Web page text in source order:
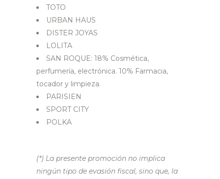
TOTO
URBAN HAUS
DISTER JOYAS
LOLITA
SAN ROQUE: 18% Cosmética,
perfumería, electrónica. 10% Farmacia,
tocador y limpieza.
PARISIEN
SPORT CITY
POLKA
(*) La presente promoción no implica
ningún tipo de evasión fiscal, sino que, la